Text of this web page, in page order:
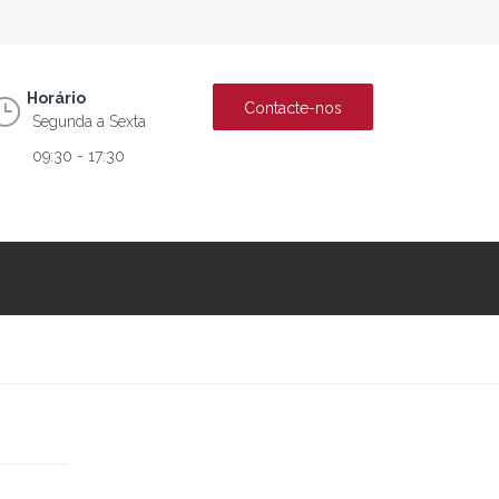
Horário
Segunda a Sexta
09:30 - 17:30
Contacte-nos